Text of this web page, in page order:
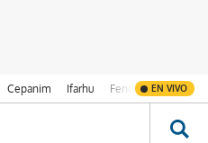
Cepanim Ifarhu Fenómeno de El
EN VIVO